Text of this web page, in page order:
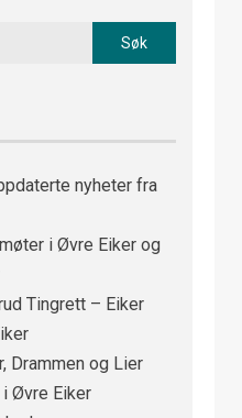
nyheter fra
i Øvre Eiker og
Tingrett – Eiker
Drammen og Lier
Øvre Eiker